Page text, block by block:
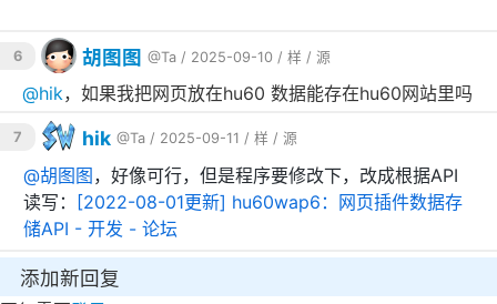
6 胡图图 @Ta / 2025-09-10 / 样 / 源
@hik，如果我把网页放在hu60 数据能存在hu60网站里吗
7 hik @Ta / 2025-09-11 / 样 / 源
@胡图图 ，好像可行，但是程序要修改下，改成根据API
读写：
[2022-08-01更新] hu60wap6：网页插件数据存
储API - 开发 - 论坛
添加新回复